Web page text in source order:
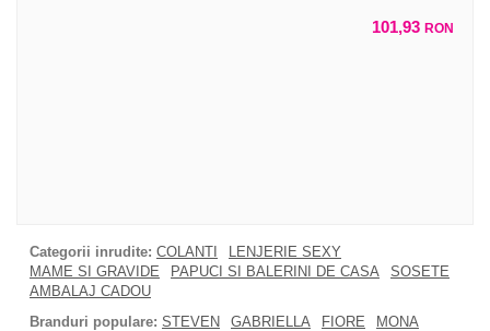
101,93 RON
Categorii inrudite: COLANTI
LENJERIE SEXY
MAME SI GRAVIDE
PAPUCI SI BALERINI DE CASA
SOSETE
AMBALAJ CADOU
Branduri populare: STEVEN GABRIELLA FIORE
MONA